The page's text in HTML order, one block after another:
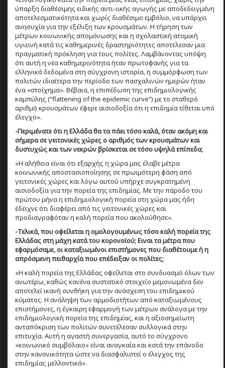
ύπαρξη διαθέσιμης ειδικής αντι-ιικής αγωγής με αποδεδειγμένη
αποτελεσματικότητα και χωρίς διαθέσιμο εμβόλιο, να υπάρχει
ανησυχία για την εξέλιξη των κρουσμάτων. Η τήρηση των
μέτρων κοινωνικής απομόνωσης και η σχολαστική ατομική
υγιεινή κατά τις καθημερινές δραστηριότητες αποτελεσαν μια
πραγματική πρόκληση για τους πολίτες. Λαμβάνοντας υπόψη
ότι αυτή η νέα καθημερινότητα ήταν πρωτοφανής για τα
ελληνικά δεδομένα στη σύγχρονη ιστορία, η συμμόρφωση των
πολιτών ιδιαίτερα την περίοδο των πασχαλινών ημερών ήταν
ένα «στοίχημα». Βέβαια, η επιπέδωση της επιδημιολογικής
καμπύλης (“flattening of the epidemic curve”) με το σταθερό
αριθμό κρουσμάτων έφερε αισιοδοξία ότι η επιδημία τίθεται υπό
έλεγχο».
-Περιμένατε ότι η Ελλάδα θα τα πάει τόσο καλά, όταν ακόμη και
σήμερα σε γειτονικές χώρες ο αριθμός των κρουσμάτων και
δυστυχώς και των νεκρών βρίσκεται σε τόσο υψηλά επίπεδα;
«Η αλήθεια είναι ότι εξαρχής η χώρα μας έλαβε μέτρα
κοινωνικής αποστασιοποίησης σε πρωιμότερη φάση από
γειτονικές χώρες και λόγω αυτού υπήρχε συγκρατημένη
αισιοδοξία για την πορεία της επιδημίας. Με την πάροδο του
πρώτου μήνα η επιδημιολογική πορεία στη χώρα μας ήδη
έδειχνε ότι διαφέρει από τις γειτονικές χώρες και
προδιαγραφόταν η καλή πορεία που ακολούθησε».
-Τελικά, που οφείλεται η ομολογουμένως τόσο καλή πορεία της
Ελλάδας στη μάχη κατά του κορονοϊού; Ειναι τα μέτρα που
εφαρμόσαμε, οι καταξιωμένοι επιστήμονες που διαθέτουμε ή η
απρόσμενη πειθαρχία που επέδειξαν οι πολίτες;
«Η καλή πορεία της Ελλάδας οφείλεται στο συνδυασμό όλων των
ανωτέρω, καθώς κανένα συστατικό στοιχείο μεμονωμένα δεν
αποτελεί ικανή συνθήκη για την ανάσχεση του επιδημικού
κύματος. Η ανάληψη των αρμοδιοτήτων από καταξιωμένους
επιστήμονες, η έγκαιρη εφαρμογή των μέτρων ανάλογα με την
επιδημιολογική πορεία της επιδημίας, και η αξιοσημείωτη
ανταπόκριση των πολιτών συνετέλεσαν συλλογικά στην
επιτυχία. Αυτή η αγαστή συνεργασία, αυτό το σύγχρονο
«κοινωνικό συμβόλαιο» είναι αναγκαία και κατά την επάνοδο
στην κανονικότητα ώστε να διασφαλιστεί ο έλεγχος της
επιδημίας μελλοντικά».